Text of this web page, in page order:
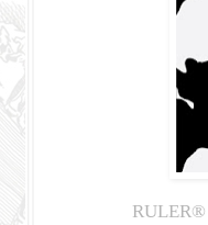
RULER®